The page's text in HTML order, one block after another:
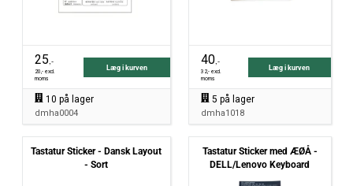
25,-
20,- excl.
moms
Læg i kurven
10 på lager
dmha0004
40,-
32,- excl.
moms
Læg i kurven
5 på lager
dmha1018
Tastatur Sticker - Dansk Layout
- Sort
Tastatur Sticker med ÆØÅ -
DELL/Lenovo Keyboard